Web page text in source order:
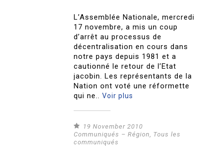
L’Assemblée Nationale, mercredi
17 novembre, a mis un coup
d’arrêt au processus de
décentralisation en cours dans
notre pays depuis 1981 et a
cautionné le retour de l’Etat
jacobin. Les représentants de la
Nation ont voté une réformette
qui ne..Voir plus
19 November 2010
Communiqués – Région, Tous les
communiqués